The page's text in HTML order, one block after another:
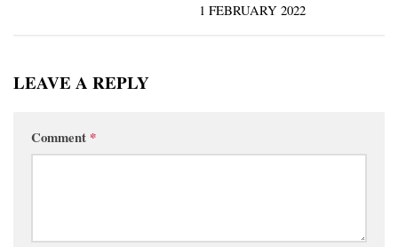
1 FEBRUARY 2022
LEAVE A REPLY
Comment *